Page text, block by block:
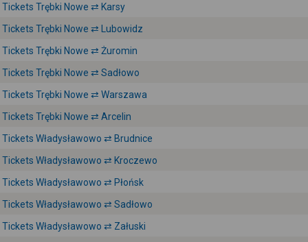
Tickets Trębki Nowe ⇄ Karsy
Tickets Trębki Nowe ⇄ Lubowidz
Tickets Trębki Nowe ⇄ Żuromin
Tickets Trębki Nowe ⇄ Sadłowo
Tickets Trębki Nowe ⇄ Warszawa
Tickets Trębki Nowe ⇄ Arcelin
Tickets Władysławowo ⇄ Brudnice
Tickets Władysławowo ⇄ Kroczewo
Tickets Władysławowo ⇄ Płońsk
Tickets Władysławowo ⇄ Sadłowo
Tickets Władysławowo ⇄ Załuski